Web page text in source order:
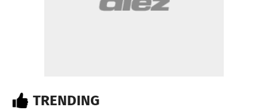
TRENDING